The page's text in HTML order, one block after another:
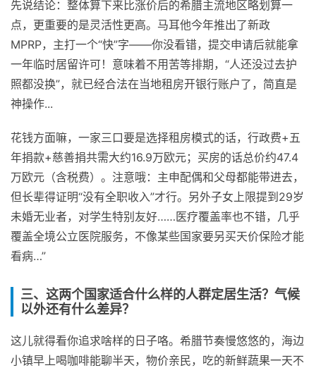
先说结论：整体算下来比涨价后的希腊主流地区略划算一
点，更重要的是灵活性更高。马耳他今年推出了新政
MPRP，主打一个“快”字——你没看错，提交申请后就能拿
一年临时居留许可！意味着不用苦等排期，“人还没过去护
照都没换”，就已经合法在当地租房开银行账户了，简直是
神操作...
花钱方面嘛，一家三口要是选择租房模式的话，行政费+五
年捐款+慈善捐共需大约16.9万欧元；买房的话总价约47.4
万欧元（含税费）。注意哦：主申配偶和父母都能带进去，
但长辈得证明“没有全职收入”才行。另外子女上限提到29岁
未婚无业者，对学生特别友好……医疗覆盖率也不错，几乎
覆盖全境公立医院服务，不像某些国家要另买天价保险才能
看病…”
三、这两个国家适合什么样的人群定居生活？气候
以外还有什么差异？
这儿就得看你追求啥样的日子咯。希腊节奏慢悠悠的，海边
小镇早上喝咖啡能聊半天，物价亲民，吃的新鲜蔬果一天不